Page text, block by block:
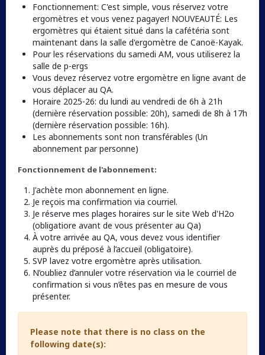
Fonctionnement: C'est simple, vous réservez votre
ergomètres et vous venez pagayer! NOUVEAUTÉ: Les
ergomètres qui étaient situé dans la cafétéria sont
maintenant dans la salle d'ergomètre de Canoë-Kayak.
Pour les réservations du samedi AM, vous utiliserez la
salle de p-ergs
Vous devez réservez votre ergomètre en ligne avant de
vous déplacer au QA.
Horaire 2025-26: du lundi au vendredi de 6h à 21h
(dernière réservation possible: 20h), samedi de 8h à 17h
(dernière réservation possible: 16h).
Les abonnements sont non transférables (Un
abonnement par personne)
Fonctionnement de l'abonnement:
J'achète mon abonnement en ligne.
Je reçois ma confirmation via courriel.
Je réserve mes plages horaires sur le site Web d'H2o
(obligatiore avant de vous présenter au Qa)
À votre arrivée au QA, vous devez vous identifier
auprès du préposé à l’accueil (obligatoire).
SVP lavez votre ergomètre après utilisation.
N’oubliez d’annuler votre réservation via le courriel de
confirmation si vous n’êtes pas en mesure de vous
présenter.
Please note that there is no class on the
following date(s):